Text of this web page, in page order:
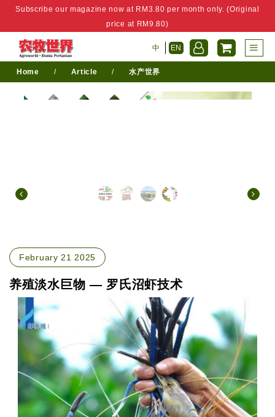
Subscribe our magazine now at RM3.80 per month only. (Original
price at RM9.80)
中 EN
Home / Article / 水产世界
February 21 2025
养殖淡水巨物 — 罗氏沼虾技术